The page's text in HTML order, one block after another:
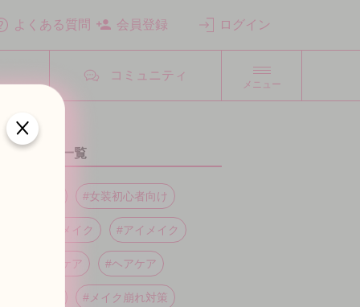
よくある質問 会員登録 ログイン
コミュニティ
メニュー
タグ一覧
#女装初心者向け
#ベースメイク #アイメイク
#スキンケア #ヘアケア
#メイク崩れ対策